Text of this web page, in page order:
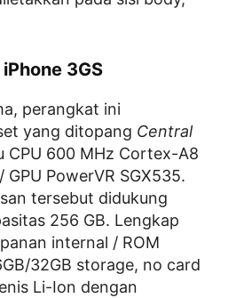
3GS
perangkat ini
yang ditopang Central
CPU 600 MHz Cortex-A8
PowerVR SGX535.
tersebut didukung
256 GB. Lengkap
internal / ROM
32GB storage, no card
Li-Ion dengan